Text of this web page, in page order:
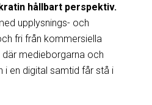
hållbart perspektiv.
upplysnings- och
fri från kommersiella
där medieborgarna och
i en digital samtid får stå i